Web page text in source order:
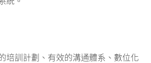
培訓計劃、有效的溝通體系、數位化